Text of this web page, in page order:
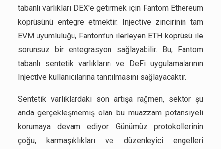
tabanlı varlıkları DEX'e getirmek için Fantom Ethereum
köprüsünü entegre etmektir. Injective zincirinin tam
EVM uyumluluğu, Fantom’un ilerleyen ETH köprüsü ile
sorunsuz bir entegrasyon sağlayabilir. Bu, Fantom
tabanlı sentetik varlıkların ve DeFi uygulamalarının
Injective kullanıcılarına tanıtılmasını sağlayacaktır.
Sentetik varlıklardaki son artışa rağmen, sektör şu
anda gerçekleşmemiş olan bu muazzam potansiyeli
korumaya devam ediyor. Günümüz protokollerinin
çoğu, karmaşıklıkları ve düzenleyici engelleri